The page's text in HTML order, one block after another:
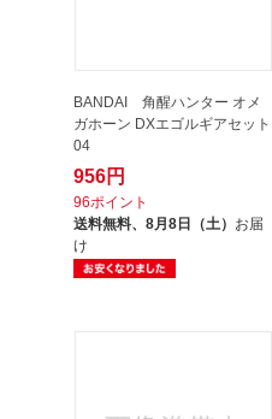
BANDAI 角醒ハンター オメ
ガホーン DXエゴルギアセット
04
956円
96ポイント
送料無料、 8月8日（土） お届
け